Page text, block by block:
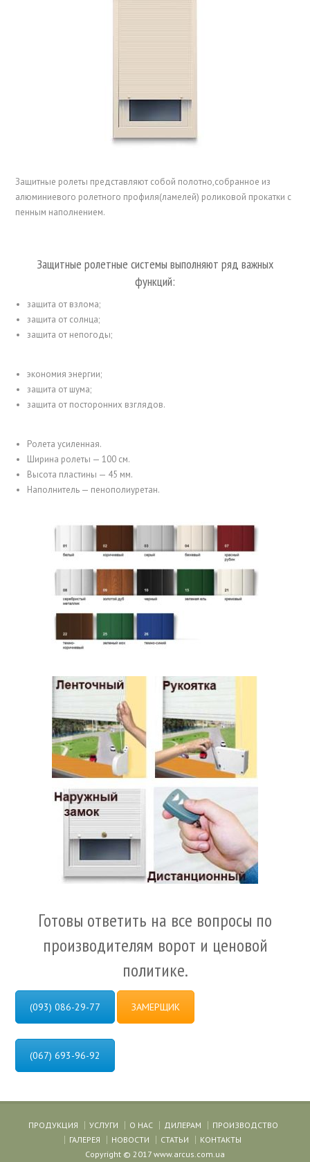
Защитные ролеты представляют собой полотно,собранное из
алюминиевого ролетного профиля(ламелей) роликовой прокатки с
пенным наполнением.
Защитные ролетные системы выполняют ряд важных
функций:
защита от взлома;
защита от солнца;
защита от непогоды;
экономия энергии;
защита от шума;
защита от посторонних взглядов.
Ролета усиленная.
Ширина ролеты — 100 см.
Высота пластины — 45 мм.
Наполнитель — пенополиуретан.
Готовы ответить на все вопросы по
производителям ворот и ценовой
политике.
(093) 086-29-77 ЗАМЕРЩИК
(067) 693-96-92
ПРОДУКЦИЯ УСЛУГИ О НАС ДИЛЕРАМ
ПРОИЗВОДСТВО
ГАЛЕРЕЯ
НОВОСТИ СТАТЬИ
КОНТАКТЫ
Copyright © 2017 www.arcus.com.ua